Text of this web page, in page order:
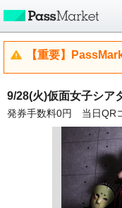
【重要】
9/28(火)仮面女子シア
発券手数料0円 当日QR